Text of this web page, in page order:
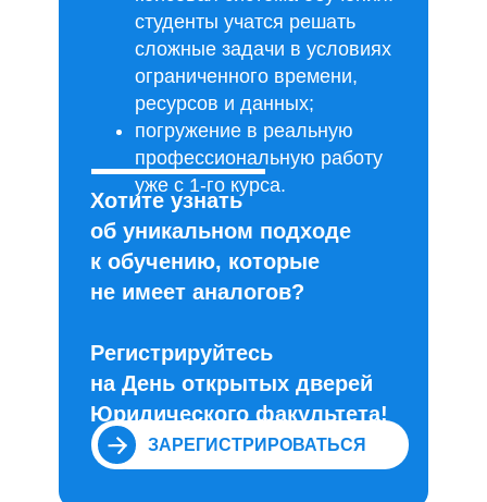
студенты учатся решать
сложные задачи в условиях
ограниченного времени,
ресурсов и данных;
погружение в реальную
профессиональную работу
уже с 1-го курса.
ЗАРЕГИСТРИРОВАТЬСЯ
Хотите узнать
об уникальном подходе
к обучению, которые
не имеет аналогов?
Регистрируйтесь
на День открытых дверей
Юридического факультета!